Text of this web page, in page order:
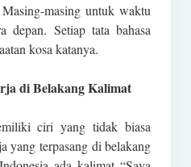
masing untuk waktu
depan. Setiap tata bahasa
kosa katanya.
di Belakang Kalimat
ciri yang tidak biasa
yang terpasang di belakang